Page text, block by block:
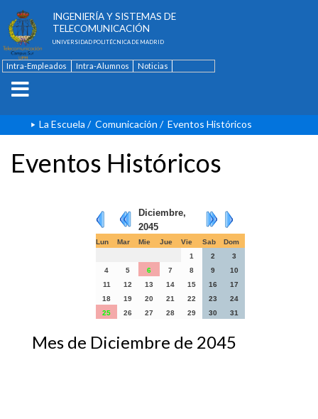
INGENIERÍA Y SISTEMAS DE
TELECOMUNICACIÓN
UNIVERSIDAD POLITÉCNICA DE MADRID
Intra-Empleados Intra-Alumnos
Noticias
La Escuela / Comunicación / Eventos Históricos
Eventos Históricos
Diciembre,
2045
Lun Mar Mie Jue Vie Sab
Dom
1
2
3
4
5 6 7 8 9
10
11
12 13 14 15 16
17
18
19 20 21 22 23
24
25
26 27 28 29 30 31
Mes de Diciembre de 2045